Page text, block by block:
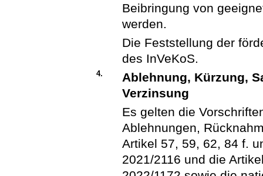
Beibringung von
werden.
Die Feststellung der
des InVeKoS.
4.
Ablehnung, Kürzung,
Verzinsung
Es gelten die
Ablehnungen,
Artikel 57, 59, 62, 84 f.
2021/2116 und die